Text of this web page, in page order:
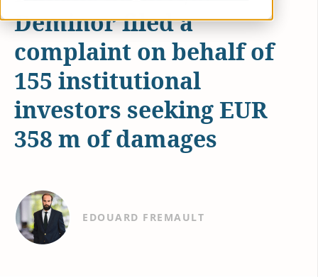
Deminor filed a
complaint on behalf of
155 institutional
investors seeking EUR
358 m of damages
EDOUARD FREMAULT